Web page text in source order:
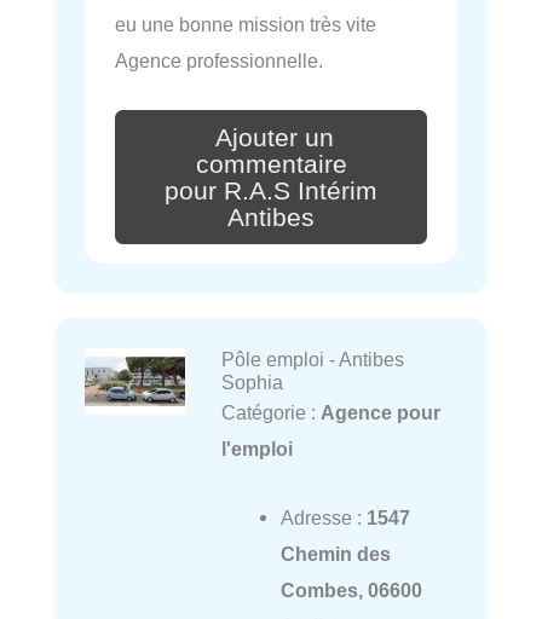
eu une bonne mission très vite
Agence professionnelle.
Ajouter un
commentaire
pour R.A.S Intérim
Antibes
Pôle emploi - Antibes
Sophia
Catégorie : Agence pour
l'emploi
Adresse : 1547
Chemin des
Combes, 06600